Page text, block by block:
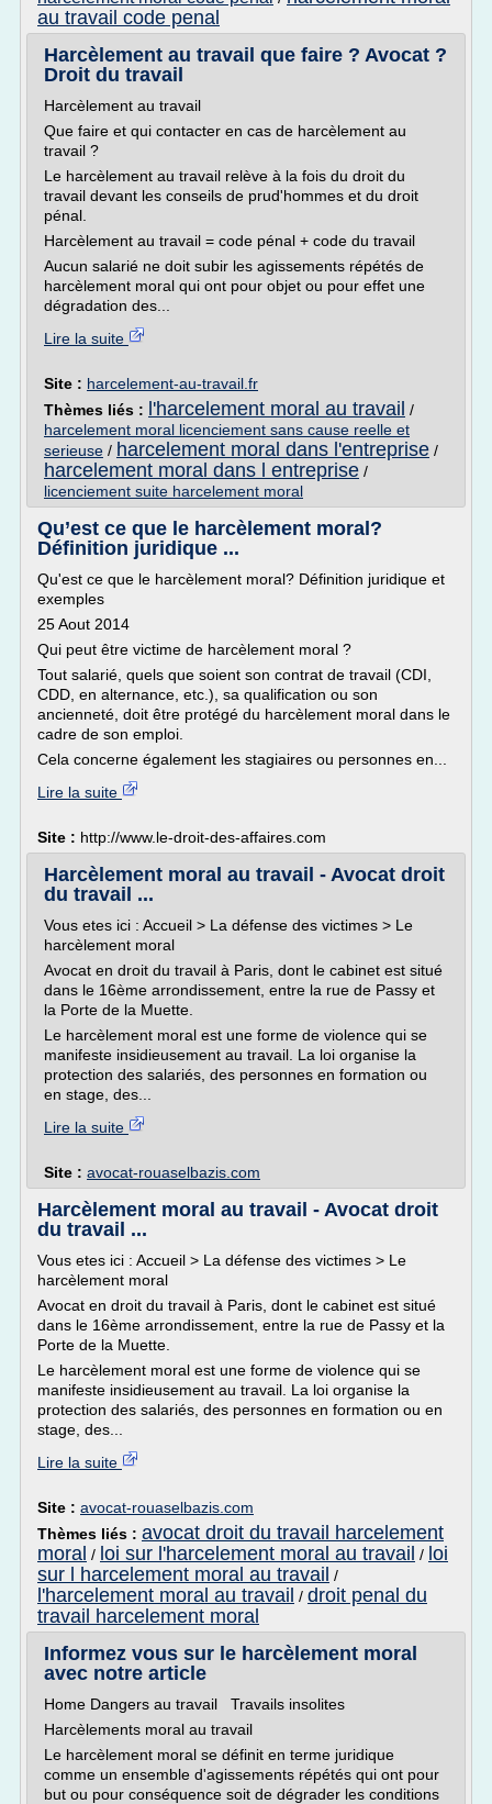
au travail code penal
Harcèlement au travail que faire ? Avocat ?
Droit du travail
Harcèlement au travail
Que faire et qui contacter en cas de harcèlement au
travail ?
Le harcèlement au travail relève à la fois du droit du
travail devant les conseils de prud'hommes et du droit
pénal.
Harcèlement au travail = code pénal + code du travail
Aucun salarié ne doit subir les agissements répétés de
harcèlement moral qui ont pour objet ou pour effet une
dégradation des...
Lire la suite
Site : harcelement-au-travail.fr
Thèmes liés :
l'harcelement moral au travail /
harcelement moral licenciement sans cause reelle et
serieuse / harcelement moral dans l'entreprise /
harcelement moral dans l entreprise /
licenciement suite harcelement moral
Qu’est ce que le harcèlement moral?
Définition juridique ...
Qu'est ce que le harcèlement moral? Définition juridique et
exemples
25 Aout 2014
Qui peut être victime de harcèlement moral ?
Tout salarié, quels que soient son contrat de travail (CDI,
CDD, en alternance, etc.), sa qualification ou son
ancienneté, doit être protégé du harcèlement moral dans le
cadre de son emploi.
Cela concerne également les stagiaires ou personnes en...
Lire la suite
Site : http://www.le-droit-des-affaires.com
Harcèlement moral au travail - Avocat droit
du travail ...
Vous etes ici : Accueil > La défense des victimes > Le
harcèlement moral
Avocat en droit du travail à Paris, dont le cabinet est situé
dans le 16ème arrondissement, entre la rue de Passy et
la Porte de la Muette.
Le harcèlement moral est une forme de violence qui se
manifeste insidieusement au travail. La loi organise la
protection des salariés, des personnes en formation ou
en stage, des...
Lire la suite
Site : avocat-rouaselbazis.com
Harcèlement moral au travail - Avocat droit
du travail ...
Vous etes ici : Accueil > La défense des victimes > Le
harcèlement moral
Avocat en droit du travail à Paris, dont le cabinet est situé
dans le 16ème arrondissement, entre la rue de Passy et la
Porte de la Muette.
Le harcèlement moral est une forme de violence qui se
manifeste insidieusement au travail. La loi organise la
protection des salariés, des personnes en formation ou en
stage, des...
Lire la suite
Site : avocat-rouaselbazis.com
Thèmes liés : avocat droit du travail harcelement
moral / loi sur l'harcelement moral au travail / loi
sur l harcelement moral au travail /
l'harcelement moral au travail / droit penal du
travail harcelement moral
Informez vous sur le harcèlement moral
avec notre article
Home Dangers au travail Travails insolites
Harcèlements moral au travail
Le harcèlement moral se définit en terme juridique
comme un ensemble d'agissements répétés qui ont pour
but ou pour conséquence soit de dégrader les conditions